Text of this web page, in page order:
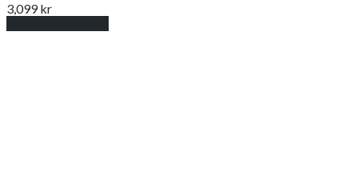
3,099kr